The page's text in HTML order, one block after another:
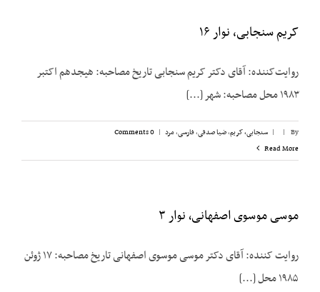
کریم سنجابی، نوار ۱۶
روایت‌‌کننده: آقای دکتر کریم سنجابی تاریخ مصاحبه: هیجدهم اکتبر
۱۹۸۳ محل مصاحبه: شهر [...]
By
|
| سنجابی، کریم,ضیا صدقی,فارسی,مرد |
0 Comments
Read More
موسی موسوی اصفهانی٬ نوار ۳
روایت کننده: آقای دکتر موسی موسوی اصفهانی تاریخ مصاحبه‌: ۱۷ ژوئن
۱۹۸۵ محل [...]